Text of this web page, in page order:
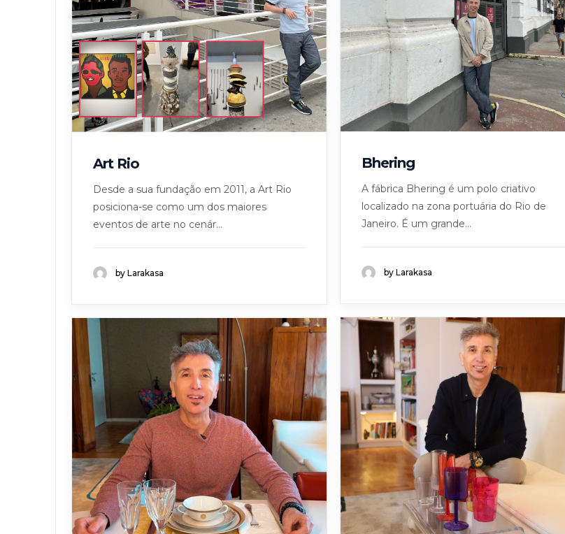
Bhering
A fábrica Bhering é um polo criativo
localizado na zona portuária do Rio de
Janeiro. É um grande...
by Larakasa
Art Rio
Desde a sua fundação em 2011, a Art Rio
posiciona-se como um dos maiores
eventos de arte no cenár...
by Larakasa